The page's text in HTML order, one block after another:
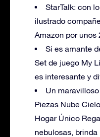
StarTalk: con
ilustrado
Amazon por unos
Si es amante
Set de juego My
es interesante y
Un
Piezas Nube
Hogar Único
nebulosas,